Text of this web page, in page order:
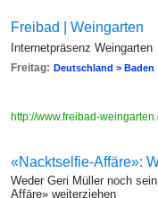
Freibad | Weingarten
Internetpräsenz Weingarten
Freitag: Deutschland > Baden
http://www.freibad-
«Nacktselfie-Affäre»:
Weder Geri Müller noch
Affäre» weiterziehen